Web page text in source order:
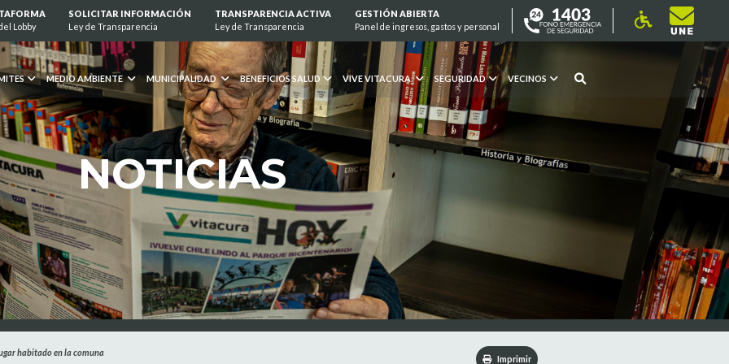
Lobby
SOLICITAR INFORMACIÓN
Ley de Transparencia
TRANSPARENCIA ACTIVA
Ley de Transparencia
GESTIÓN ABIERTA
Panel de ingresos, gastos y personal
MEDIO AMBIENTE MUNICIPALIDAD BENEFICIOS SALUD VIVE VITACURA SEGURIDAD VECINOS
NOTICIAS
habitado en la comuna
Imprimir